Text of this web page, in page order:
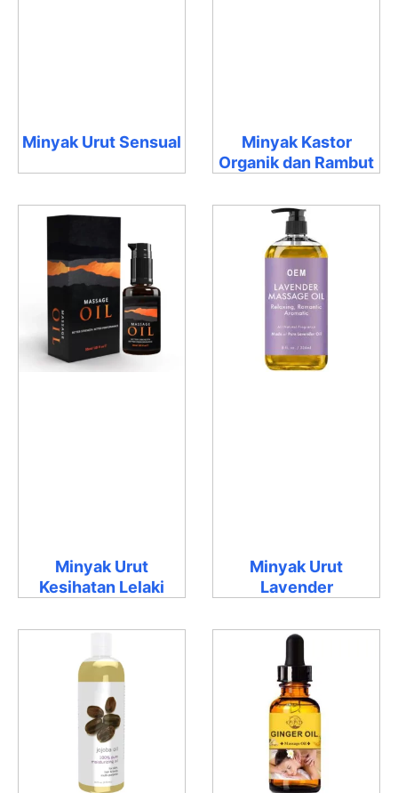
Minyak Urut Sensual
Minyak Kastor
Organik dan Rambut
Minyak Urut
Kesihatan Lelaki
Minyak Urut
Lavender